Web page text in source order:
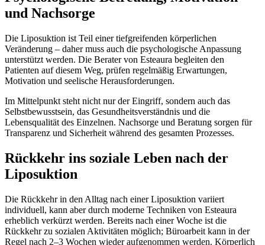
und Nachsorge
Die Liposuktion ist Teil einer tiefgreifenden körperlichen
Veränderung – daher muss auch die psychologische Anpassung
unterstützt werden. Die Berater von Esteaura begleiten den
Patienten auf diesem Weg, prüfen regelmäßig Erwartungen,
Motivation und seelische Herausforderungen.
Im Mittelpunkt steht nicht nur der Eingriff, sondern auch das
Selbstbewusstsein, das Gesundheitsverständnis und die
Lebensqualität des Einzelnen. Nachsorge und Beratung sorgen für
Transparenz und Sicherheit während des gesamten Prozesses.
Rückkehr ins soziale Leben nach der
Liposuktion
Die Rückkehr in den Alltag nach einer Liposuktion variiert
individuell, kann aber durch moderne Techniken von Esteaura
erheblich verkürzt werden. Bereits nach einer Woche ist die
Rückkehr zu sozialen Aktivitäten möglich; Büroarbeit kann in der
Regel nach 2–3 Wochen wieder aufgenommen werden. Körperlich